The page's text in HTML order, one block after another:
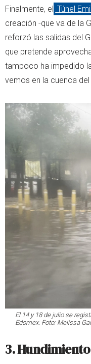
Finalmente, el Túnel
creación -que va de la
reforzó las salidas del
que pretende
tampoco ha impedido
vemos en la cuenca del
El 14 y 18 de julio se
Edomex. Foto: Melissa
3.